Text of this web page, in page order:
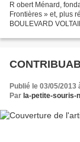
R obert Ménard,
Frontières » et, plus
BOULEVARD
Publié le 03/05/2013
Par la-petite-souris-